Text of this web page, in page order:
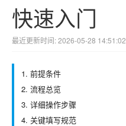
快速入门
最近更新时间: 2026-05-28 14:51:02
1. 前提条件
2. 流程总览
3. 详细操作步骤
4. 关键填写规范